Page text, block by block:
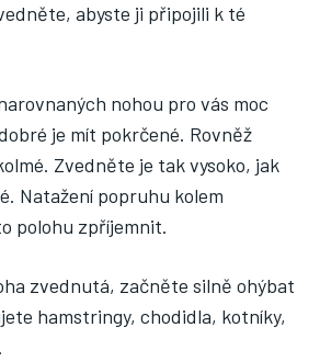
abyste ji připojili k té
nohou pro vás moc
je mít pokrčené. Rovněž
Zvedněte je tak vysoko, jak
Natažení popruhu kolem
polohu zpříjemnit.
zvednutá, začněte silně ohýbat
hamstringy, chodidla, kotníky,